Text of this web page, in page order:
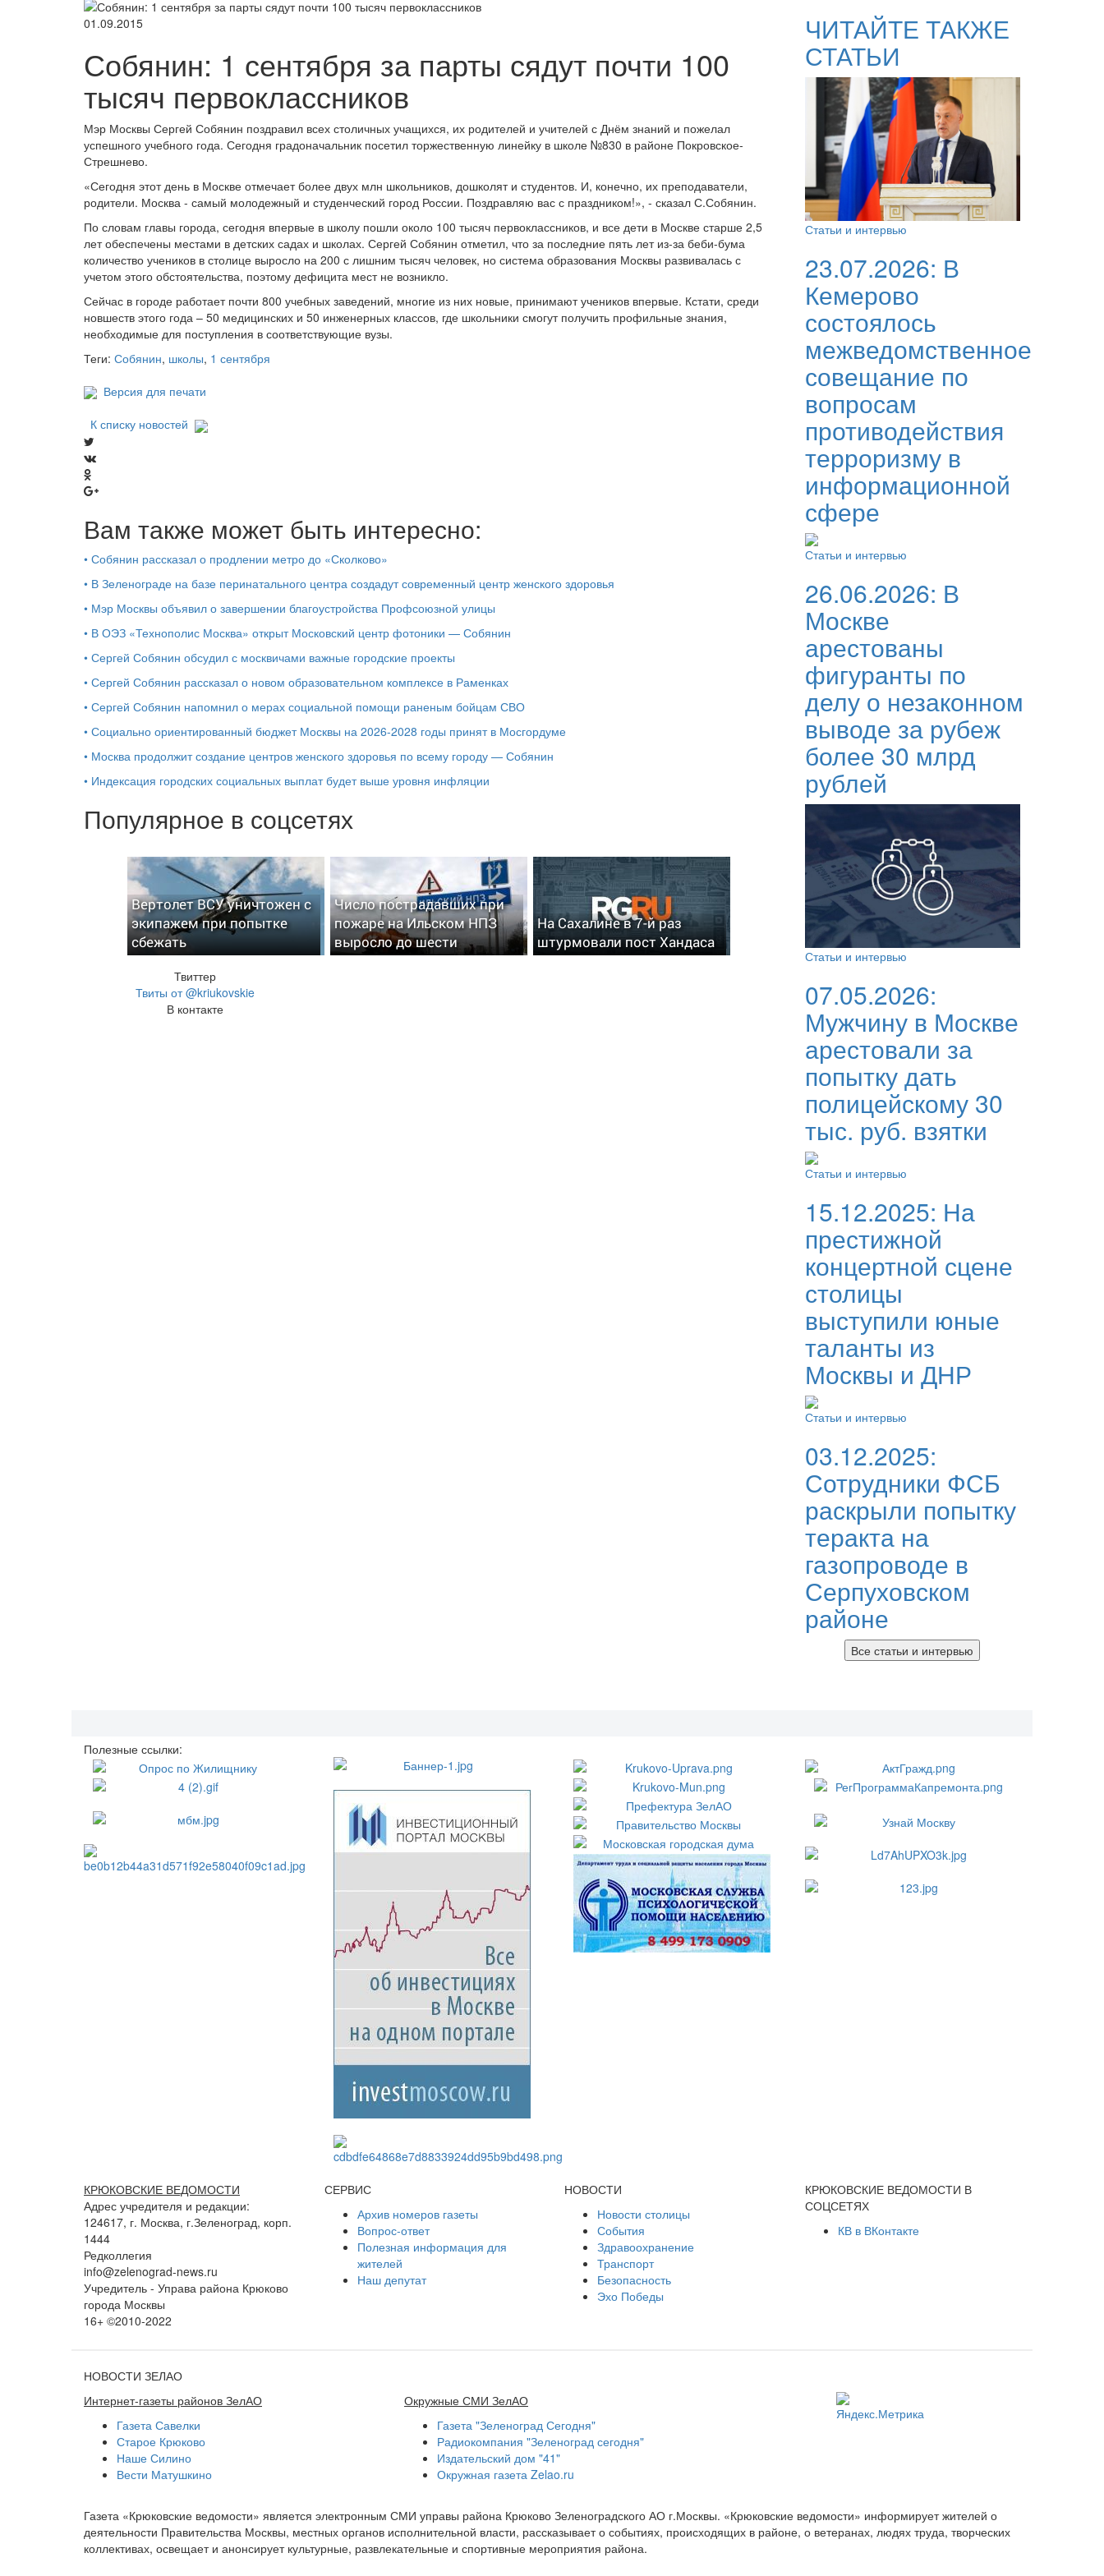
01.09.2015
Собянин: 1 сентября за парты сядут почти 100
тысяч первоклассников
Мэр Москвы Сергей Собянин поздравил всех столичных учащихся, их родителей и учителей с Днём знаний и пожелал
успешного учебного года. Сегодня градоначальник посетил торжественную линейку в школе №830 в районе Покровское-
Стрешнево.
«Сегодня этот день в Москве отмечает более двух млн школьников, дошколят и студентов. И, конечно, их преподаватели,
родители. Москва - самый молодежный и студенческий город России. Поздравляю вас с праздником!», - сказал С.Собянин.
По словам главы города, сегодня впервые в школу пошли около 100 тысяч первоклассников, и все дети в Москве старше 2,5
лет обеспечены местами в детских садах и школах. Сергей Собянин отметил, что за последние пять лет из-за беби-бума
количество учеников в столице выросло на 200 с лишним тысяч человек, но система образования Москвы развивалась с
учетом этого обстоятельства, поэтому дефицита мест не возникло.
Сейчас в городе работает почти 800 учебных заведений, многие из них новые, принимают учеников впервые. Кстати, среди
новшеств этого года – 50 медицинских и 50 инженерных классов, где школьники смогут получить профильные знания,
необходимые для поступления в соответствующие вузы.
Теги: Собянин, школы, 1 сентября
Версия для печати
К списку новостей
Вам также может быть интересно:
• Собянин рассказал о продлении метро до «Сколково»
• В Зеленограде на базе перинатального центра создадут современный центр женского здоровья
• Мэр Москвы объявил о завершении благоустройства Профсоюзной улицы
• В ОЭЗ «Технополис Москва» открыт Московский центр фотоники — Собянин
• Сергей Собянин обсудил с москвичами важные городские проекты
• Сергей Собянин рассказал о новом образовательном комплексе в Раменках
• Сергей Собянин напомнил о мерах социальной помощи раненым бойцам СВО
• Социально ориентированный бюджет Москвы на 2026-2028 годы принят в Мосгордуме
• Москва продолжит создание центров женского здоровья по всему городу — Собянин
• Индексация городских социальных выплат будет выше уровня инфляции
Популярное в соцсетях
Вертолет ВСУ уничтожен с
экипажем при попытке
сбежать
Число пострадавших при
пожаре на Ильском НПЗ
выросло до шести
На Сахалине в 7-й раз
штурмовали пост Хандаса
Твиттер
Твиты от @kriukovskie
В контакте
ЧИТАЙТЕ ТАКЖЕ
СТАТЬИ
Статьи и интервью
23.07.2026: В
Кемерово
состоялось
межведомственное
совещание по
вопросам
противодействия
терроризму в
информационной
сфере
Статьи и интервью
26.06.2026: В
Москве
арестованы
фигуранты по
делу о незаконном
выводе за рубеж
более 30 млрд
рублей
Статьи и интервью
07.05.2026:
Мужчину в Москве
арестовали за
попытку дать
полицейскому 30
тыс. руб. взятки
Статьи и интервью
15.12.2025: На
престижной
концертной сцене
столицы
выступили юные
таланты из
Москвы и ДНР
Статьи и интервью
03.12.2025:
Сотрудники ФСБ
раскрыли попытку
теракта на
газопроводе в
Серпуховском
районе
Все статьи и интервью
Полезные ссылки:
КРЮКОВСКИЕ ВЕДОМОСТИ
Адрес учредителя и редакции:
124617, г. Москва, г.Зеленоград, корп.
1444
Редколлегия
info@zelenograd-news.ru
Учредитель - Управа района Крюково
города Москвы
16+ ©2010-2022
СЕРВИС
Архив номеров газеты
Вопрос-ответ
Полезная информация для
жителей
Наш депутат
НОВОСТИ
Новости столицы
События
Здравоохранение
Транспорт
Безопасность
Эхо Победы
КРЮКОВСКИЕ ВЕДОМОСТИ В
СОЦСЕТЯХ
КВ в ВКонтакте
НОВОСТИ ЗЕЛАО
Интернет-газеты районов ЗелАО
Газета Савелки
Старое Крюково
Наше Силино
Вести Матушкино
Окружные СМИ ЗелАО
Газета "Зеленоград Сегодня"
Радиокомпания "Зеленоград сегодня"
Издательский дом "41"
Окружная газета Zelao.ru
Газета «Крюковские ведомости» является электронным СМИ управы района Крюково Зеленоградского АО г.Москвы. «Крюковские ведомости» информирует жителей о
деятельности Правительства Москвы, местных органов исполнительной власти, рассказывает о событиях, происходящих в районе, о ветеранах, людях труда, творческих
коллективах, освещает и анонсирует культурные, развлекательные и спортивные мероприятия района.